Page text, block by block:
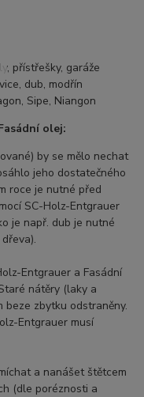
přístřešky, garáže
dub, modřín
Sipe, Niangon
olej:
by se mělo nechat
jeho dostatečného
roce je nutné před
SC-Holz-Entgrauer
je např. dub je nutné
Entgrauer a Fasádní
nátěry (laky a
beze zbytku odstraněny.
Entgrauer musí
a nanášet štětcem
(dle poréznosti a